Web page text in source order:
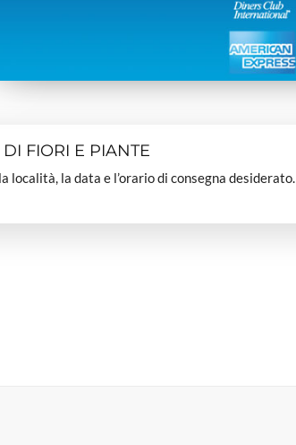
FIORI E PIANTE
località, la data e l’orario di consegna desiderato.